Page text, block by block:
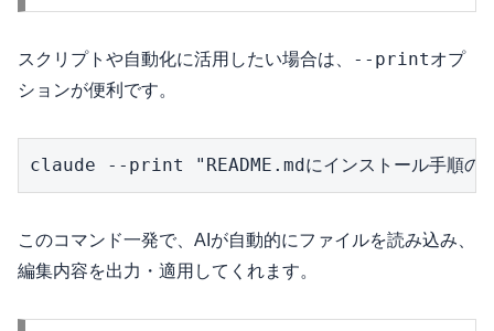
スクリプトや自動化に活用したい場合は、 --printオプ
ションが便利です。
claude --print "README.mdにインストール手順の
このコマンド一発で、AIが自動的にファイルを読み込み、
編集内容を出力・適用してくれます。